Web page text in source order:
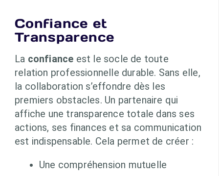
Confiance et
Transparence
La confiance est le socle de toute
relation professionnelle durable. Sans elle,
la collaboration s’effondre dès les
premiers obstacles. Un partenaire qui
affiche une transparence totale dans ses
actions, ses finances et sa communication
est indispensable. Cela permet de créer :
Une compréhension mutuelle